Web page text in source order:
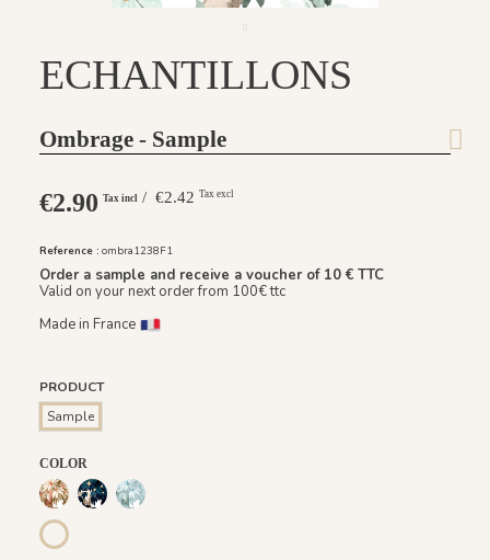
ECHANTILLONS
Ombrage - Sample
€2.90 Tax incl / €2.42 Tax excl
Reference : ombra1238F1
Order a sample and receive a voucher of 10 € TTC
Valid on your next order from 100€ ttc
Made in France
PRODUCT
Sample
COLOR
1234 - Feuille Beige Kaki
1235 - Feuille Bleu Nuit
1237 - Feuille Bleu Pastel
1238 - Feuille Vert Pastel